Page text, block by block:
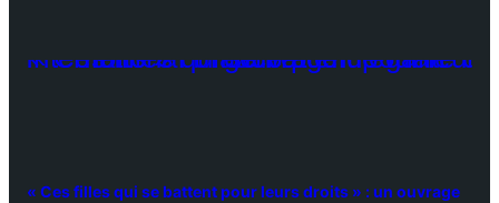
« Ces filles qui se battent pour leurs droits » : un ouvrage